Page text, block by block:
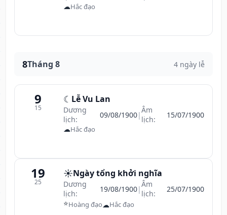
☁Hắc đạo
8Tháng 8 4 ngày lễ
9
15
☾ Lễ Vu Lan
Dương
lịch:
09/08/1900|Âm
lịch:
15/07/1900
☁Hắc đạo
19
25
☀️Ngày tổng khởi nghĩa
Dương
lịch:
19/08/1900|Âm
lịch:
25/07/1900
⭐Hoàng đạo☁Hắc đạo